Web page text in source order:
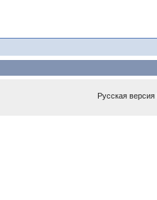
Русская версия